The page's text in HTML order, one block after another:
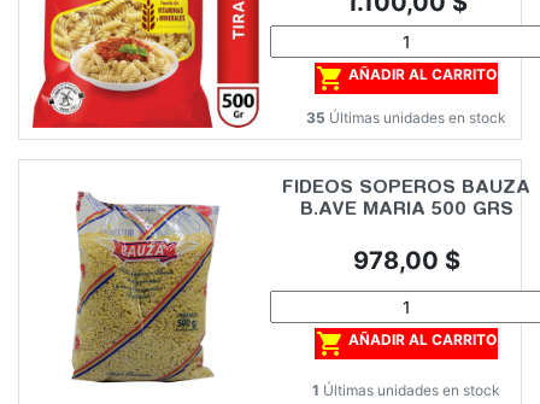
 AÑADIR AL CARRITO
35 Últimas unidades en stock
FIDEOS SOPEROS BAUZA
B.AVE MARIA 500 GRS
Precio
978,00 $
 AÑADIR AL CARRITO
1 Últimas unidades en stock